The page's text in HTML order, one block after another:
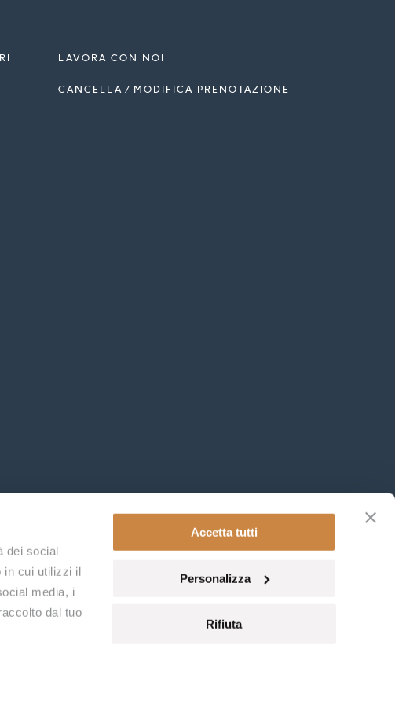
dei social
in cui utilizzi il
media, i
dal tuo
Accetta tutti
Personalizza
Rifiuta
LAVORA CON NOI
CANCELLA / MODIFICA PRENOTAZIONE
RICEVIMENTO.TERME@FONTEVERDESPA.COM